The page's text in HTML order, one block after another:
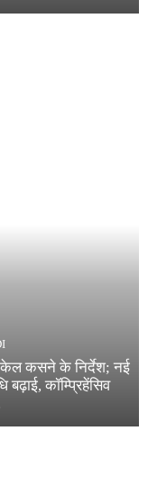
कसने के निर्देश; नई
बढ़ाई, कॉम्प्रिहेंसिव